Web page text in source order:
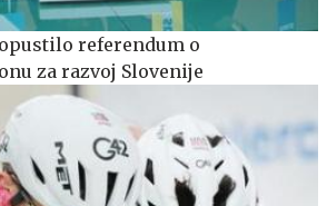
referendum o
za razvoj Slovenije